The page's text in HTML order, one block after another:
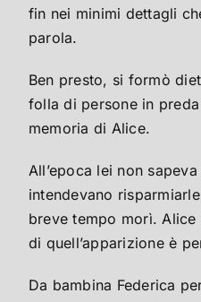
fin nei minimi dettagli
parola.
Ben presto, si formò
folla di persone in
memoria di Alice.
All’epoca lei non
intendevano
breve tempo morì.
di quell’apparizione è
Da bambina Federica